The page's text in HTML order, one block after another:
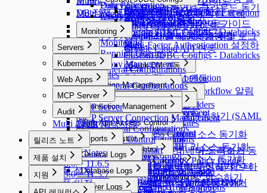
DB 정책 예외 요청하기 (DB Policy Exception
Request)
결재 부가 기능 (대리 결재, 재상신 등)
Multi Agent OS별 3rd Party Tool 지원 목록
Multi Agent - qpctl CLI 사용 가이드
LDAP 연동하기
AWS SSO 연동하기
Google SAML 연동하기
Multi-Factor Authentication 설정하
기
Provisioning 활성화 하기
[Okta] 프로비저닝 연동 가이드
Email 연동
Event Callback 연동
OAuth 2.0을 사용하기 위한
Google Cloud API 연동
Slack DM 연동
Slack DM 연동
Slack DM - Workflow 알림
유형
OAuth Client Application
Identity Providers
Identity Providers
AWS SSO 연동하기 (SAML
2.0)
LLM Provider 설정
Dry Run 기능으로 클라우드 동기
화 설정 확인하기
정
AWS Athena 전용 가이드
Custom Data Source 설정 및 로그
확인
Custom JDBC Configs
QSI Parser Selection
Custom JDBC Configs - Databricks
예시
Custom JDBC Configs - Databricks
예시
Policy Exception
Query Rules
Data Policies
Exception Management
Monitoring
Monitoring
Running Queries
Proxy Management
Servers
Servers
SAC General Configurations
Connection Management
Connection Management
Cloud Providers
Cloud Providers
AWS에서 서버 리소스 동기화
Azure에서 서버 리소스 동기화
GCP에서 서버 리소스 동기화
Servers
Servers
수동으로 개별 서버 등록하기
Server Groups
Server Groups
서버를 그룹으로 관리하기
Server Agents for RDP
Server Agents for RDP
Server Agent 설치 및 제거하기
ProxyJump Configurations
ProxyJump Configurations
Server Account Management
Server Account Management
Server Account Templates
SSH Key Configurations
Account Management
Password Provisioning
Password Provisioning
패스워드 변경 Job 생성하기
Session Monitoring
Server Access Control
Server Access Control
Access Control
Access Control
Permissions 부여 및 회수하기
Role 부여 및 회수하기
Roles
Policies
Kubernetes
Kubernetes
KAC General Configurations
Connection Management
Connection Management
Cloud Providers
Cloud Providers
AWS에서 쿠버네티스 리소스 동
기화
Clusters
Clusters
수동으로 쿠버네티스 클러스터
등록하기
K8s Access Control
K8s Access Control
Access Control
Access Control
쿠버네티스 역할 부여 및 회수하
기
Roles
Roles
쿠버네티스 역할 설정하기
Policies
Policies
Web Apps
Web Apps
Connection Management
Connection Management
Web Apps
Web App Configurations
Web App Access Control
Web App Access Control
Access Control
Access Control
Role 부여 및 회수하기
Roles
Policies
WAC Quickstart
WAC Quickstart
[~10.2.7] WAC Role & Policy Guide
[10.2.8~] WAC RBAC Guide
[10.3.0 ~] WAC JIT 권한 획득 Guide
MCP Server
MCP Server
MCP Server Connection Management
MAC General Configurations
MCP Access Control
Audit
Audit
Reports
Reports
Reports
Audit Log Export
General Logs
General Logs
User Access History
Activity Logs
Database Logs
Database Logs
Server Logs
Multi Agent 제약사항
릴리즈 노트
Release Notes
11.6.0 ~ 11.6.5
11.5.0 ~ 11.5.7
11.4.0
제품 설치
제품 설치
제품 버전
지원
지원